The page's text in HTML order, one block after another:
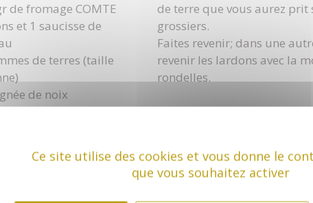
de fromage COMTE
et 1 saucisse de
de terres (taille
de noix
de cancoillotte (à l'ail ou
selon vos goûts)
de vin du Jura (type
ou chardonnay)
d'huile, sel et poivre.
de terre que vous aurez prit
grossiers.
Faites revenir; dans une
revenir les lardons avec la
rondelles.
Mettre les tomates en
Quand les pommes de
sont prêts, distribuer dans
Ce site utilise des cookies et vous donne le
que vous souhaitez activer